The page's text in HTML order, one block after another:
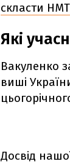
скласти НМТ
Які
Вакуленко
виші
Досвід